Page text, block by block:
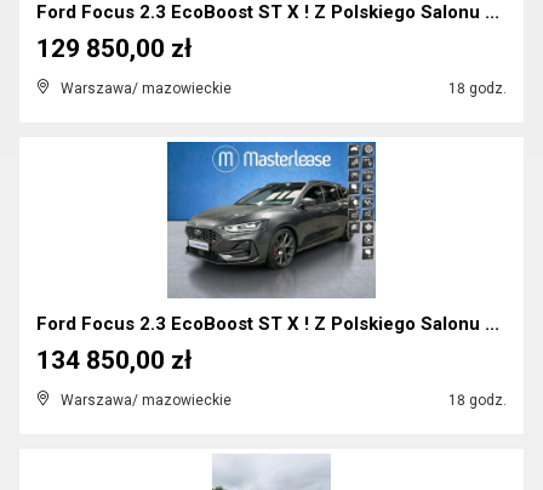
Ford Focus 2.3 EcoBoost ST X ! Z Polskiego Salonu ...
Warszawa/ mazowieckie 18 godz.
129 850,00 zł
Ford Focus 2.3 EcoBoost ST X ! Z Polskiego Salonu ...
Warszawa/ mazowieckie 18 godz.
134 850,00 zł